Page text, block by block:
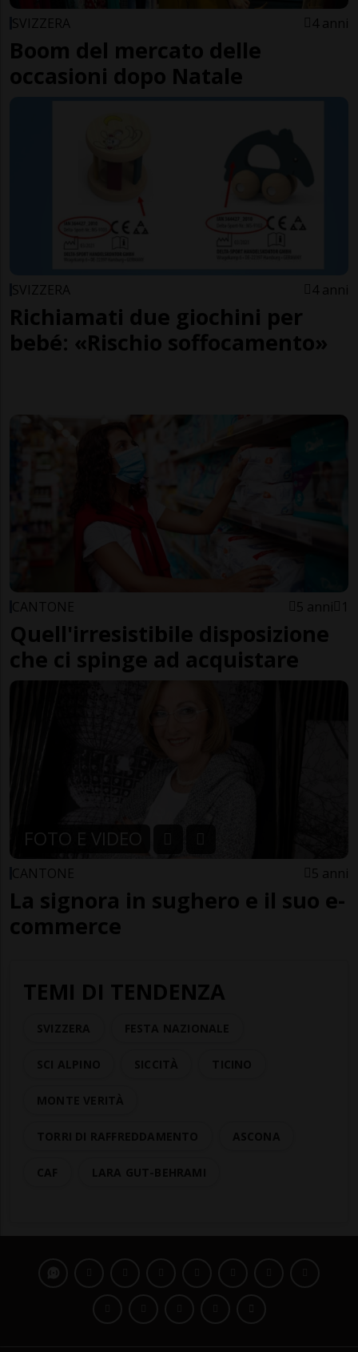
SVIZZERA 4 anni
Boom del mercato delle
occasioni dopo Natale
SVIZZERA 4 anni
Richiamati due giochini per
bebé: «Rischio soffocamento»
CANTONE 5 anni 1
Quell'irresistibile disposizione
che ci spinge ad acquistare
FOTO E VIDEO
CANTONE 5 anni
La signora in sughero e il suo e-
commerce
TEMI DI TENDENZA